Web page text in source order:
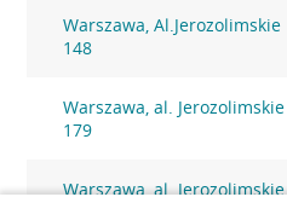
Warszawa, Al.Jerozolimskie
148
Warszawa, al. Jerozolimskie
179
Warszawa, al. Jerozolimskie